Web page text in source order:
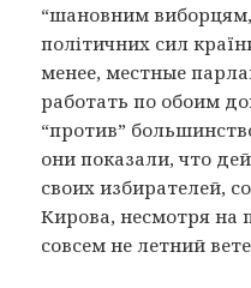
“шановним
полiтичних сил
менее, местные
работать по обоим
“против”
они показали, что
своих избирателей,
Кирова, несмотря на
совсем не летний